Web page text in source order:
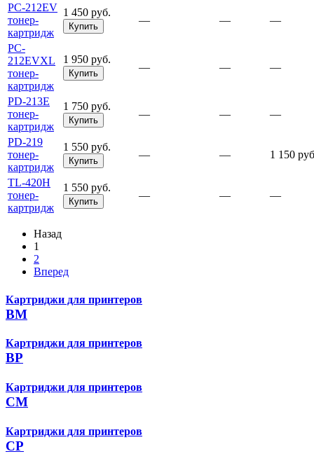
PC-212EV
тонер-
картридж
1 450 руб.
Купить
— — —
PC-
212EVXL
тонер-
картридж
1 950 руб.
Купить
— — —
PD-213E
тонер-
картридж
1 750 руб.
Купить
— — —
PD-219
тонер-
картридж
1 550 руб.
Купить
— — 1 150
TL-420H
тонер-
картридж
1 550 руб.
Купить
— — —
Назад
1
2
Вперед
Картриджи для принтеров
BM
Картриджи для принтеров
BP
Картриджи для принтеров
CM
Картриджи для принтеров
CP